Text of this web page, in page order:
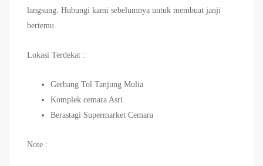
langsung. Hubungi kami sebelumnya untuk membuat janji
bertemu.
Lokasi Terdekat :
Gerbang Tol Tanjung Mulia
Komplek cemara Asri
Berastagi Supermarket Cemara
Note :